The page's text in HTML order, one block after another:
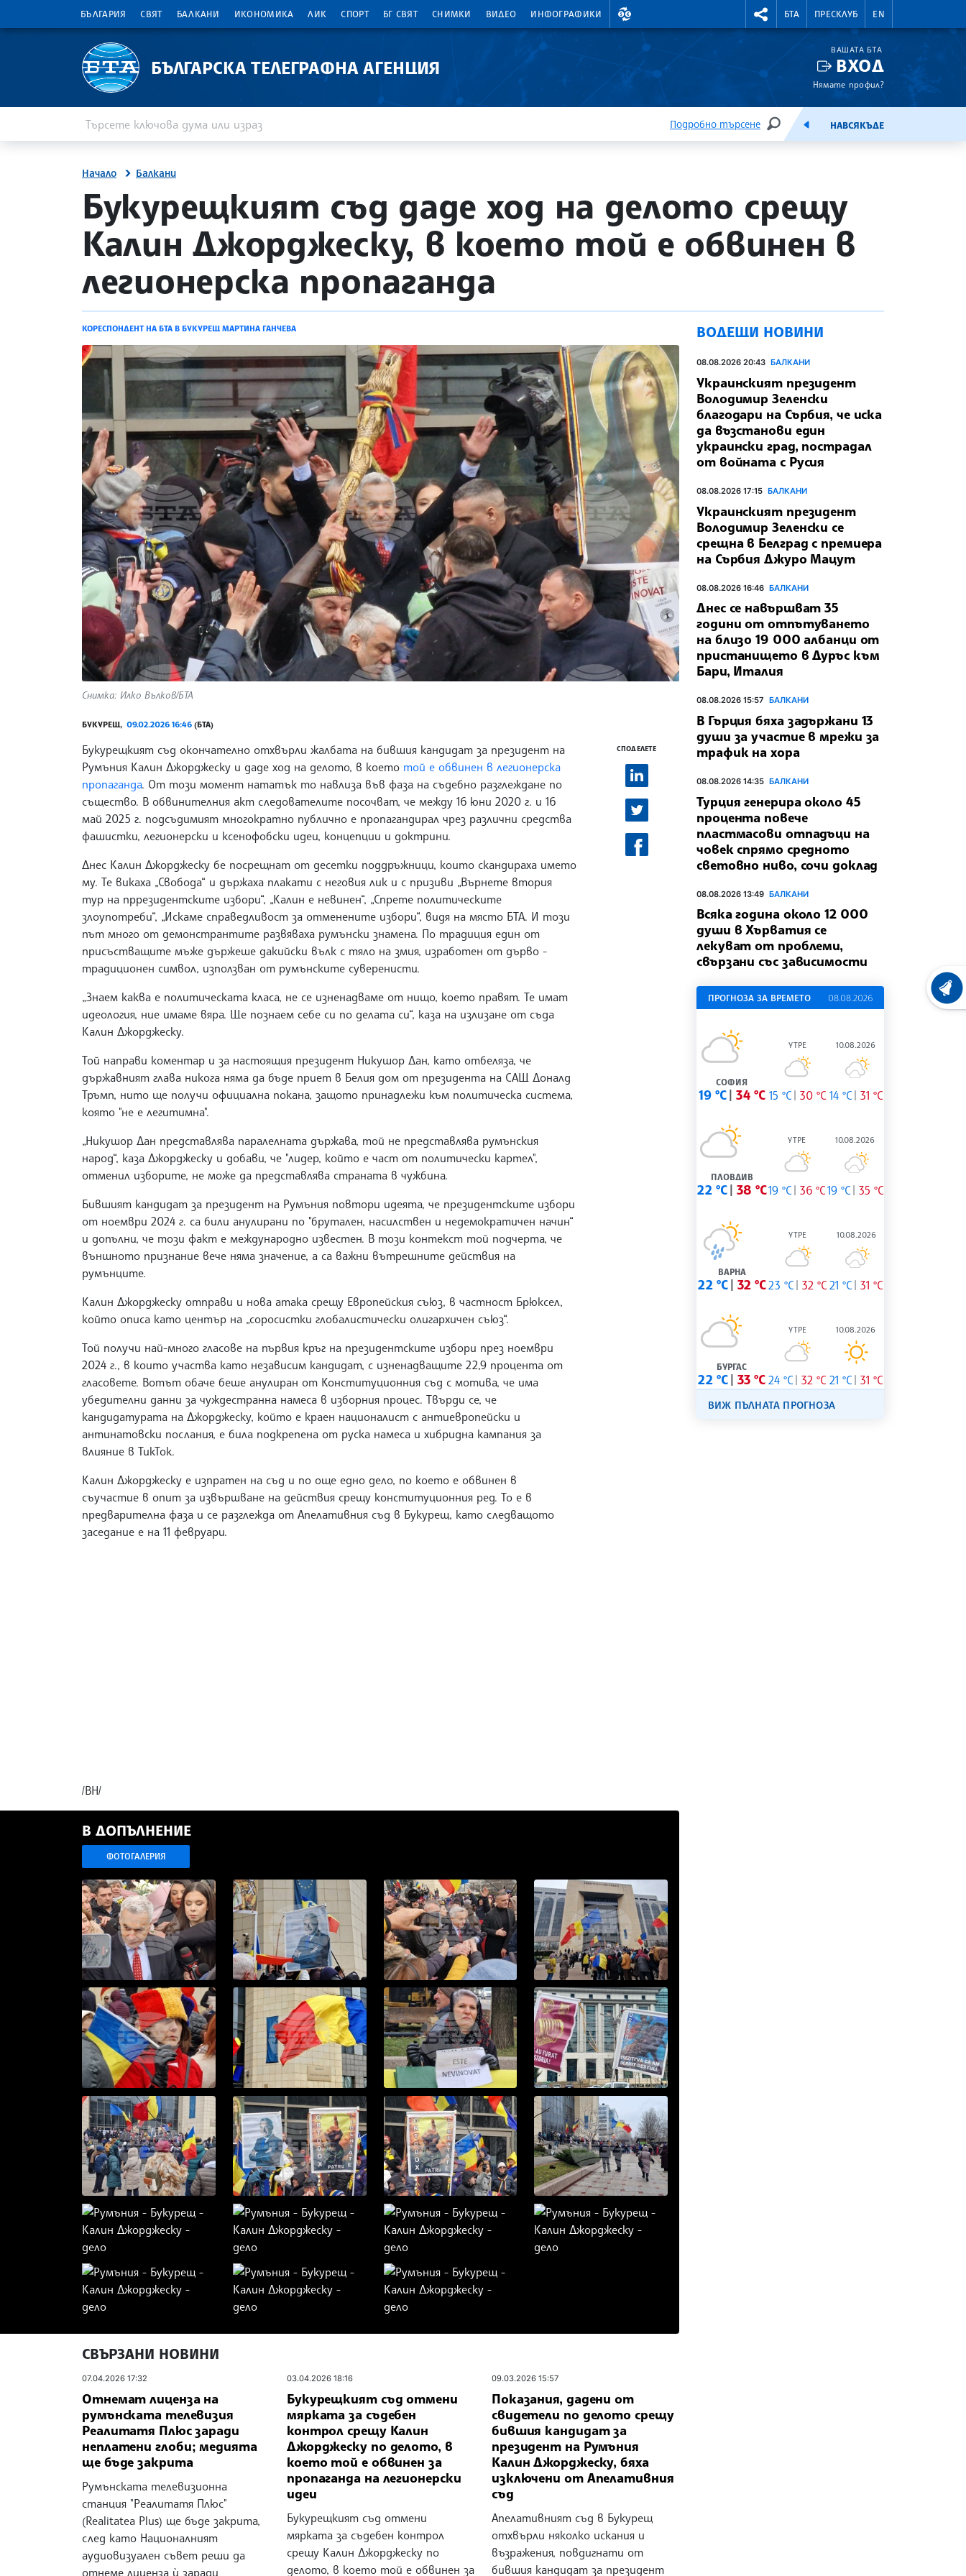
БЪЛГАРИЯ СВЯТ БАЛКАНИ ИКОНОМИКА ЛИК СПОРТ БГ СВЯТ СНИМКИ ВИДЕО ИНФОГРАФИКИ
ВАЛУТНИ КУРСОВЕ RIGHTMENU.SOCIAL
БТА ПРЕСКЛУБ EN
БЪЛГАРСКА ТЕЛЕГРАФНА АГЕНЦИЯ
ВАШАТА БТА
ВХОД
Нямате профил?
Подробно търсене
ТЪРСЕНЕЕМИСИЯНАВСЯКЪДЕ
Начало Балкани
site.bta
Букурещкият съд даде ход на делото срещу
Калин Джорджеску, в което той е обвинен в
легионерска пропаганда
КОРЕСПОНДЕНТ НА БТА В БУКУРЕЩ МАРТИНА ГАНЧЕВА
Снимка: Илко Вълков/БТА
БУКУРЕЩ, 09.02.2026 16:46 (БТА)
Букурещкият съд окончателно отхвърли жалбата на бившия кандидат за президент на
Румъния Калин Джорджеску и даде ход на делото, в което той е обвинен в легионерска
пропаганда. От този момент нататък то навлиза във фаза на съдебно разглеждане по
същество. В обвинителния акт следователите посочват, че между 16 юни 2020 г. и 16
май 2025 г. подсъдимият многократно публично е пропагандирал чрез различни средства
фашистки, легионерски и ксенофобски идеи, концепции и доктрини.
Днес Калин Джорджеску бе посрещнат от десетки поддръжници, които скандираха името
му. Те викаха „Свобода“ и държаха плакати с неговия лик и с призиви „Върнете втория
тур на пррезидентските избори“, „Калин е невинен“, „Спрете политическите
злоупотреби“, „Искаме справедливост за отменените избори“, видя на място БТА. И този
път много от демонстрантите развяваха румънски знамена. По традиция един от
присъстващите мъже държеше дакийски вълк с тяло на змия, изработен от дърво -
традиционен символ, използван от румънските суверенисти.
„Знаем каква е политическата класа, не се изненадваме от нищо, което правят. Те имат
идеология, ние имаме вяра. Ще познаем себе си по делата си“, каза на излизане от съда
Калин Джорджеску.
Той направи коментар и за настоящия президент Никушор Дан, като отбеляза, че
държавният глава никога няма да бъде приет в Белия дом от президента на САЩ Доналд
Тръмп, нито ще получи официална покана, защото принадлежи към политическа система,
която "не е легитимна".
„Никушор Дан представлява паралелната държава, той не представлява румънския
народ“, каза Джорджеску и добави, че "лидер, който е част от политически картел",
отменил изборите, не може да представлява страната в чужбина.
Бившият кандидат за президент на Румъния повтори идеята, че президентските избори
от ноември 2024 г. са били анулирани по "брутален, насилствен и недемократичен начин“
и допълни, че този факт е международно известен. В този контекст той подчерта, че
външното признание вече няма значение, а са важни вътрешните действия на
румънците.
Калин Джорджеску отправи и нова атака срещу Европейския съюз, в частност Брюксел,
който описа като център на „соросистки глобалистически олигархичен съюз“.
Той получи най-много гласове на първия кръг на президентските избори през ноември
2024 г., в които участва като независим кандидат, с изненадващите 22,9 процента от
гласовете. Вотът обаче беше анулиран от Конституционния съд с мотива, че има
убедителни данни за чуждестранна намеса в изборния процес. Твърди се, че
кандидатурата на Джорджеску, който е краен националист с антиевропейски и
антинатовски послания, е била подкрепена от руска намеса и хибридна кампания за
влияние в ТикТок.
Калин Джорджеску е изпратен на съд и по още едно дело, по което е обвинен в
съучастие в опит за извършване на действия срещу конституционния ред. То е в
предварителна фаза и се разглежда от Апелативния съд в Букурещ, като следващото
заседание е на 11 февруари.
/ВН/
СПОДЕЛЕТЕ
В ДОПЪЛНЕНИЕ
ФОТОГАЛЕРИЯ
СВЪРЗАНИ НОВИНИ
07.04.2026 17:32
Отнемат лиценза на
румънската телевизия
Реалитатя Плюс заради
неплатени глоби; медията
ще бъде закрита
Румънската телевизионна
станция "Реалитатя Плюс"
(Realitatea Plus) ще бъде закрита,
след като Националният
аудиовизуален съвет реши да
отнеме лиценза ѝ заради
03.04.2026 18:16
Букурещкият съд отмени
мярката за съдебен
контрол срещу Калин
Джорджеску по делото, в
което той е обвинен за
пропаганда на легионерски
идеи
Букурещкият съд отмени
мярката за съдебен контрол
срещу Калин Джорджеску по
делото, в което той е обвинен за
09.03.2026 15:57
Показания, дадени от
свидетели по делото срещу
бившия кандидат за
президент на Румъния
Калин Джорджеску, бяха
изключени от Апелативния
съд
Апелативният съд в Букурещ
отхвърли няколко искания и
възражения, повдигнати от
бившия кандидат за президент
ВОДЕЩИ НОВИНИ
08.08.2026 20:43 БАЛКАНИ
Украинският президент
Володимир Зеленски
благодари на Сърбия, че иска
да възстанови един
украински град, пострадал
от войната с Русия
08.08.2026 17:15 БАЛКАНИ
Украинският президент
Володимир Зеленски се
срещна в Белград с премиера
на Сърбия Джуро Мацут
08.08.2026 16:46 БАЛКАНИ
Днес се навършват 35
години от отпътуването
на близо 19 000 албанци от
пристанището в Дуръс към
Бари, Италия
08.08.2026 15:57 БАЛКАНИ
В Гърция бяха задържани 13
души за участие в мрежи за
трафик на хора
08.08.2026 14:35 БАЛКАНИ
Турция генерира около 45
процента повече
пластмасови отпадъци на
човек спрямо средното
световно ниво, сочи доклад
08.08.2026 13:49 БАЛКАНИ
Всяка година около 12 000
души в Хърватия се
лекуват от проблеми,
свързани със зависимости
ПРОГНОЗА ЗА ВРЕМЕТО 08.08.2026
СОФИЯ
19 °C 34 °C
УТРЕ
15 °C 30 °C
10.08.2026
14 °C 31 °C
ПЛОВДИВ
22 °C 38 °C
УТРЕ
19 °C 36 °C
10.08.2026
19 °C 35 °C
ВАРНА
22 °C 32 °C
УТРЕ
23 °C 32 °C
10.08.2026
21 °C 31 °C
БУРГАС
22 °C 33 °C
УТРЕ
24 °C 32 °C
10.08.2026
21 °C 31 °C
ВИЖ ПЪЛНАТА ПРОГНОЗА